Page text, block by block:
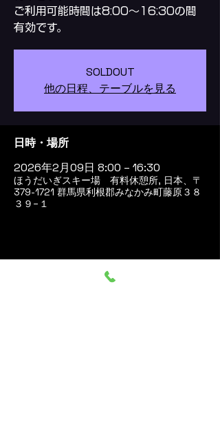
ご利用可能時間は8:00～16:30の間
SOLDOUT
他の日程、テーブルを見る
日時・場所
2026年2月09日 8:00 – 16:30
ほうだいぎスキー場 有料休憩所, 日本、〒
379-1721 群馬県利根郡みなかみ町藤原３８
３９−１
このイベントをシェア